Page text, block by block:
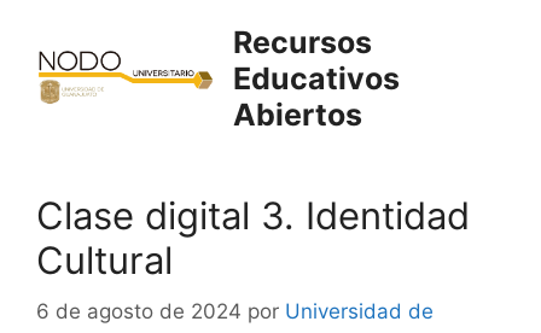
contenido
Recursos
Educativos
Abiertos
Clase digital 3. Identidad
Cultural
6 de agosto de 2024 por Universidad de